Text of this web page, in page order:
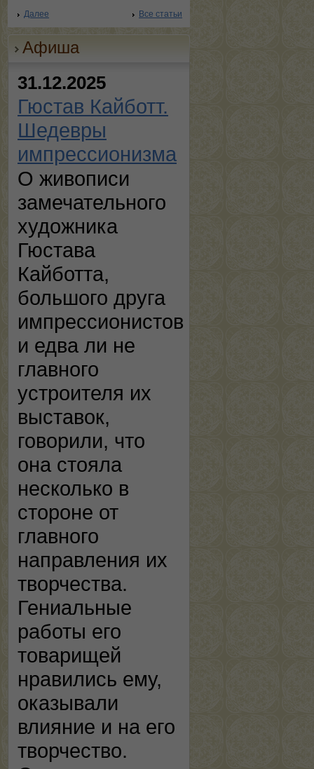
Далее Все статьи
Афиша
31.12.2025
Гюстав Кайботт.
Шедевры
импрессионизма
О живописи
замечательного
художника
Гюстава
Кайботта,
большого друга
импрессионистов
и едва ли не
главного
устроителя их
выставок,
говорили, что
она стояла
несколько в
стороне от
главного
направления их
творчества.
Гениальные
работы его
товарищей
нравились ему,
оказывали
влияние и на его
творчество.